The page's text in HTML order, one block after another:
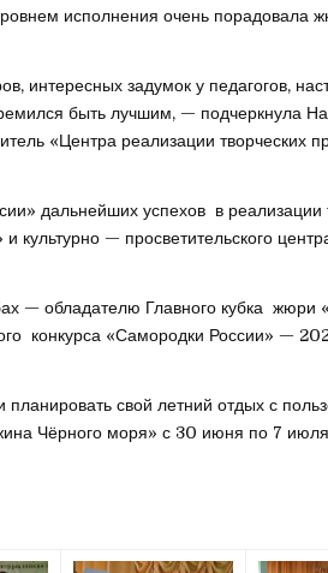
исполнения очень порадовала
интересных задумок у педагогов,
быть лучшим, — подчеркнула
«Центра реализации творческих
дальнейших успехов в реализации
культурно — просветительского
— обладателю Главного кубка жюри
конкурса «Самородки России» —
свой летний отдых с
Чёрного моря» с 30 июня по 7